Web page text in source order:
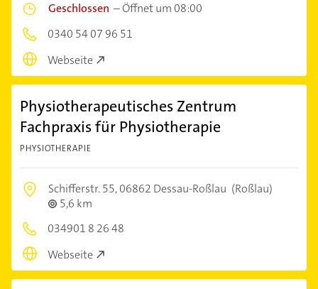
Geschlossen –Öffnet um 08:00
0340 54 07 96 51
Webseite
Physiotherapeutisches Zentrum
Fachpraxis für Physiotherapie
PHYSIOTHERAPIE
Schifferstr. 55,06862 Dessau-Roßlau (Roßlau)
5,6 km
034901 8 26 48
Webseite